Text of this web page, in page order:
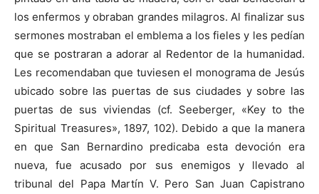
los enfermos y obraban grandes milagros. Al finalizar sus
sermones mostraban el emblema a los fieles y les pedían
que se postraran a adorar al Redentor de la humanidad.
Les recomendaban que tuviesen el monograma de Jesús
ubicado sobre las puertas de sus ciudades y sobre las
puertas de sus viviendas (cf. Seeberger, «Key to the
Spiritual Treasures», 1897, 102). Debido a que la manera
en que San Bernardino predicaba esta devoción era
nueva, fue acusado por sus enemigos y llevado al
tribunal del Papa Martín V. Pero San Juan Capistrano